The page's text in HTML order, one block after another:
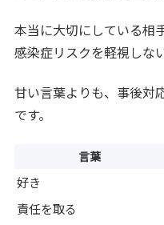
本当に大切にしている相
感染症リスクを軽視しな
甘い言葉よりも、事後対
です。
言葉
好き
責任を取る